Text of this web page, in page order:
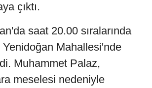
çıktı.
saat 20.00 sıralarında
Mahallesi'nde
Muhammet Palaz,
meselesi nedeniyle